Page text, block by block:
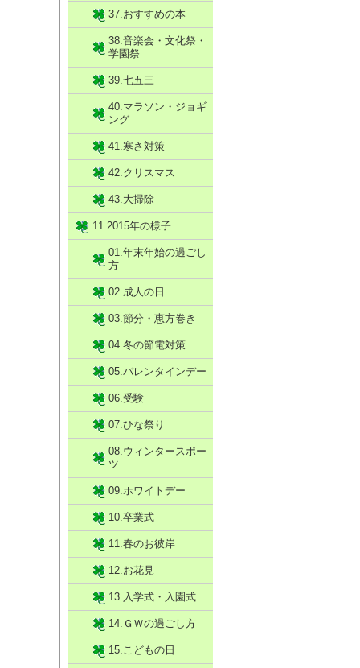
37.おすすめの本
38.音楽会・文化祭・
学園祭
39.七五三
40.マラソン・ジョギ
ング
41.寒さ対策
42.クリスマス
43.大掃除
11.2015年の様子
01.年末年始の過ごし
方
02.成人の日
03.節分・恵方巻き
04.冬の節電対策
05.バレンタインデー
06.受験
07.ひな祭り
08.ウィンタースポー
ツ
09.ホワイトデー
10.卒業式
11.春のお彼岸
12.お花見
13.入学式・入園式
14.ＧＷの過ごし方
15.こどもの日